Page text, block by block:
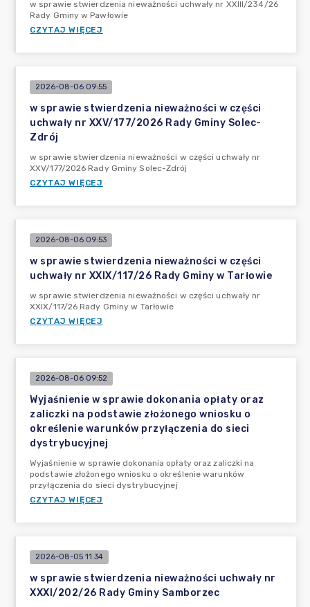
w sprawie stwierdzenia nieważności uchwały nr XXIII/234/26
Rady Gminy w Pawłowie
CZYTAJ WIĘCEJ
2026-08-06 09:55
w sprawie stwierdzenia nieważności w części
uchwały nr XXV/177/2026 Rady Gminy Solec-
Zdrój
w sprawie stwierdzenia nieważności w części uchwały nr
XXV/177/2026 Rady Gminy Solec-Zdrój
CZYTAJ WIĘCEJ
2026-08-06 09:53
w sprawie stwierdzenia nieważności w części
uchwały nr XXIX/117/26 Rady Gminy w Tarłowie
w sprawie stwierdzenia nieważności w części uchwały nr
XXIX/117/26 Rady Gminy w Tarłowie
CZYTAJ WIĘCEJ
2026-08-06 09:52
Wyjaśnienie w sprawie dokonania opłaty oraz
zaliczki na podstawie złożonego wniosku o
określenie warunków przyłączenia do sieci
dystrybucyjnej
Wyjaśnienie w sprawie dokonania opłaty oraz zaliczki na
podstawie złożonego wniosku o określenie warunków
przyłączenia do sieci dystrybucyjnej
CZYTAJ WIĘCEJ
2026-08-05 11:34
w sprawie stwierdzenia nieważności uchwały nr
XXXI/202/26 Rady Gminy Samborzec